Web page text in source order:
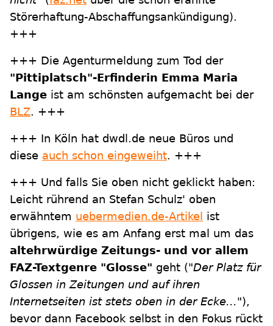
Störerhaftung-Abschaffungsankündigung).
+++
+++ Die Agenturmeldung zum Tod der
"Pittiplatsch"-Erfinderin Emma Maria
Lange ist am schönsten aufgemacht bei der
BLZ. +++
+++ In Köln hat dwdl.de neue Büros und
diese auch schon eingeweiht. +++
+++ Und falls Sie oben nicht geklickt haben:
Leicht rührend an Stefan Schulz' oben
erwähntem uebermedien.de-Artikel ist
übrigens, wie es am Anfang erst mal um das
altehrwürdige Zeitungs- und vor allem
FAZ-Textgenre "Glosse" geht ("Der Platz für
Glossen in Zeitungen und auf ihren
Internetseiten ist stets oben in der Ecke..."),
bevor dann Facebook selbst in den Fokus rückt